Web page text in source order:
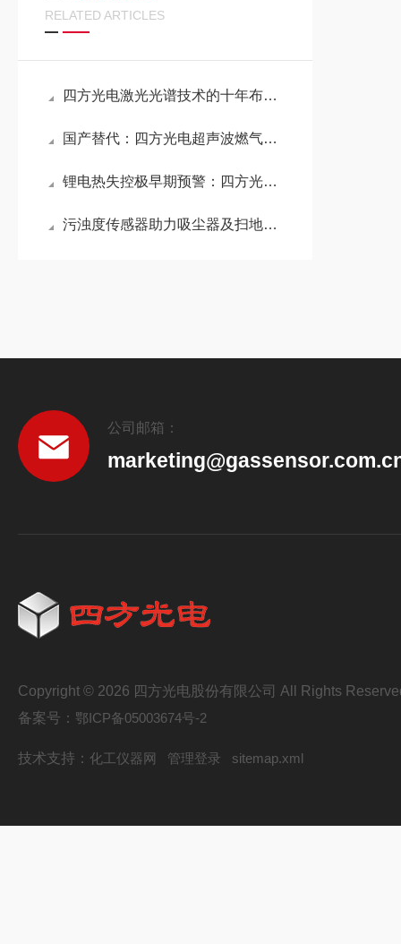
RELATED ARTICLES
四方光电激光光谱技术的十年布局，助推气体分析仪器国产化提速
国产替代：四方光电超声波燃气表模组助力行业升级
锂电热失控极早期预警：四方光电NDIR电解液泄漏传感器捕捉电芯微渗漏隐患
污浊度传感器助力吸尘器及扫地机器人实现智能升级
公司邮箱：
Copyright © 2026 四方光电股份有限公司 All Rights
备案号： 鄂ICP备05003674号-2
技术支持： 化工仪器网 管理登录 sitemap.xml